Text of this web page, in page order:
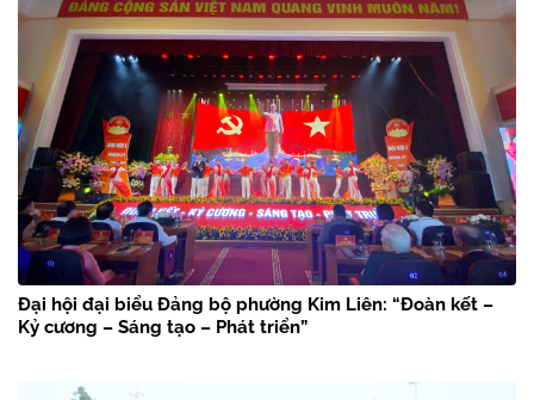
Đại hội đại biểu Đảng bộ phường Kim Liên: “Đoàn kết –
Kỷ cương – Sáng tạo – Phát triển”